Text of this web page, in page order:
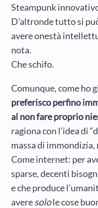
Steampunk
D’altronde tutto si
avere onestà
nota.
Che schifo.
Comunque, come ho
preferisco perfino
al non fare proprio
ragiona con l’idea di
massa di immondizia,
Come internet: per
sparse, decenti
e che produce
averesolole cose